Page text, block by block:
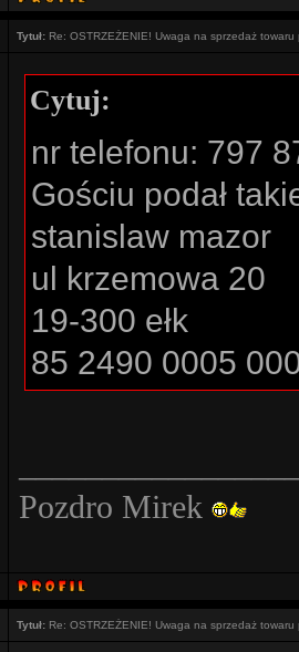
Tytuł: Re: OSTRZEŻENIE! Uwaga na sprzedaż towaru
Cytuj:
nr telefonu: 797
Gościu podał
stanislaw mazor
ul krzemowa 20
19-300 ełk
85 2490 0005
Pozdro Mirek
Tytuł: Re: OSTRZEŻENIE! Uwaga na sprzedaż towaru